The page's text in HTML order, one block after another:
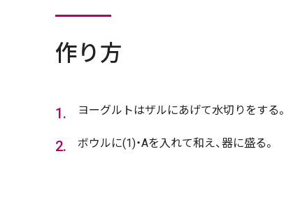
作り方
ヨーグルトはザルにあげて水切りをする。
ボウルに(1)・Aを入れて和え、器に盛る。